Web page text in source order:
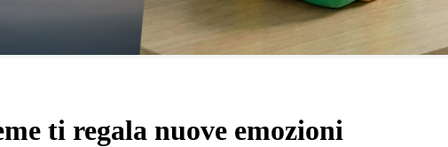
ti regala nuove emozioni